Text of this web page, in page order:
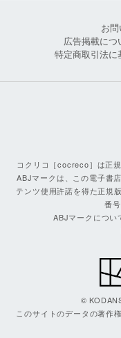
お
広告掲載につ
特定商取引法に
コクリコ［cocreco］は正
ABJマークは、この電子書
テンツ使用許諾を得た正規
番
ABJマークについ
©
このサイトのデータの著作